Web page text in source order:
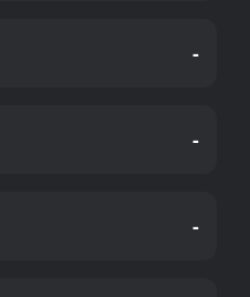
-
-
-